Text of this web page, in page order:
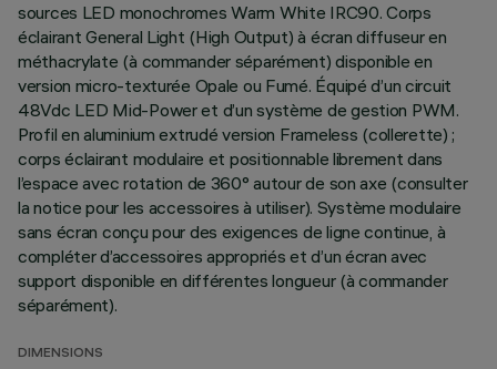
sources LED monochromes Warm White IRC90. Corps
éclairant General Light (High Output) à écran diffuseur en
méthacrylate (à commander séparément) disponible en
version micro-texturée Opale ou Fumé. Équipé d’un circuit
48Vdc LED Mid-Power et d’un système de gestion PWM.
Profil en aluminium extrudé version Frameless (collerette) ;
corps éclairant modulaire et positionnable librement dans
l’espace avec rotation de 360° autour de son axe (consulter
la notice pour les accessoires à utiliser). Système modulaire
sans écran conçu pour des exigences de ligne continue, à
compléter d’accessoires appropriés et d’un écran avec
support disponible en différentes longueur (à commander
séparément).
DIMENSIONS